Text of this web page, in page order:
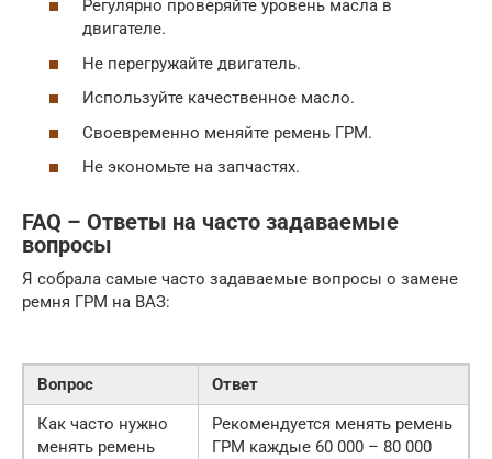
Регулярно проверяйте уровень масла в
двигателе.
Не перегружайте двигатель.
Используйте качественное масло.
Своевременно меняйте ремень ГРМ.
Не экономьте на запчастях.
FAQ – Ответы на часто задаваемые
вопросы
Я собрала самые часто задаваемые вопросы о замене
ремня ГРМ на ВАЗ:
Вопрос
Ответ
Как часто нужно
менять ремень
Рекомендуется менять ремень
ГРМ каждые 60 000 – 80 000